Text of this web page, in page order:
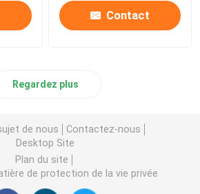
Contact
Regardez plus
de nous
Contactez-nous
Desktop Site
Plan du site
de protection de la vie privée